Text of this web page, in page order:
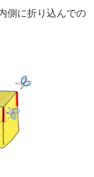
側に折り込んでの